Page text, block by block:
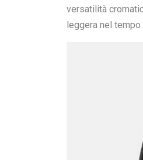
versatilità
leggera nel